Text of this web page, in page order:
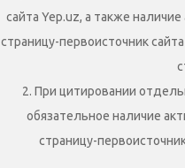
сайта Yep.uz, а также
страницу-первоисточник
2. При цитировании
обязательное наличие
страницу-